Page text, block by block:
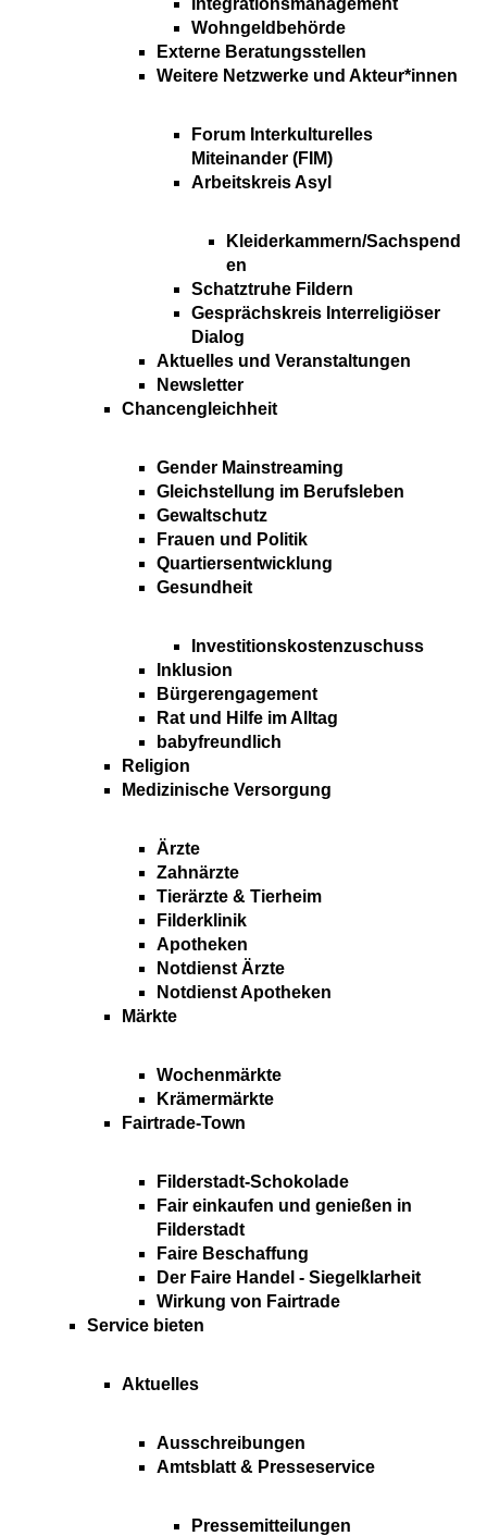
Integrationsmanagement
Wohngeldbehörde
Externe Beratungsstellen
Weitere Netzwerke und Akteur*innen
Forum Interkulturelles
Miteinander (FIM)
Arbeitskreis Asyl
Kleiderkammern/Sachspend
en
Schatztruhe Fildern
Gesprächskreis Interreligiöser
Dialog
Aktuelles und Veranstaltungen
Newsletter
Chancengleichheit
Gender Mainstreaming
Gleichstellung im Berufsleben
Gewaltschutz
Frauen und Politik
Quartiersentwicklung
Gesundheit
Investitionskostenzuschuss
Inklusion
Bürgerengagement
Rat und Hilfe im Alltag
babyfreundlich
Religion
Medizinische Versorgung
Ärzte
Zahnärzte
Tierärzte & Tierheim
Filderklinik
Apotheken
Notdienst Ärzte
Notdienst Apotheken
Märkte
Wochenmärkte
Krämermärkte
Fairtrade-Town
Filderstadt-Schokolade
Fair einkaufen und genießen in
Filderstadt
Faire Beschaffung
Der Faire Handel - Siegelklarheit
Wirkung von Fairtrade
Service bieten
Aktuelles
Ausschreibungen
Amtsblatt & Presseservice
Pressemitteilungen